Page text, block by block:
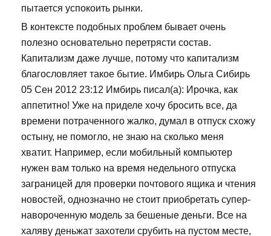
пытается успокоить рынки.
В контексте подобных проблем бывает очень
полезно основательно перетрясти состав.
Капитализм даже лучше, потому что капитализм
благословляет такое бытие. Имбирь Ольга Сибирь
05 Сен 2012 23:12 Имбирь писал(а): Ирочка, как
аппетитно! Уже на приделе хочу бросить все, да
времени потраченного жалко, думал в отпуск схожу
остыну, не помогло, не знаю на сколько меня
хватит. Например, если мобильный компьютер
нужен вам только на время недельного отпуска
заграницей для проверки почтового ящика и чтения
новостей, однозначно не стоит приобретать супер-
навороченную модель за бешеные деньги. Все на
халяву деньжат захотели срубить на пустом месте,